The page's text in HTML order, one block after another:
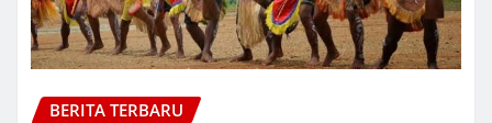
BERITA TERBARU